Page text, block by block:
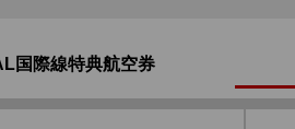
国際線特典航空券